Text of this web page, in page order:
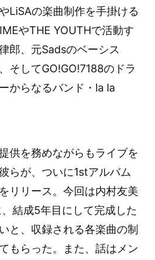
LiSAの楽曲制作を手掛ける
やTHE YOUTHで活動す
郎、元Sadsのベーシス
そしてGO!GO!7188のドラ
からなるバンド・la la
供を務めながらもライブを
らが、ついに1stアルバム
リリース。今回は内村友美
結成5年目にして完成した
と、収録される各楽曲の制
もらった。また、話はメン